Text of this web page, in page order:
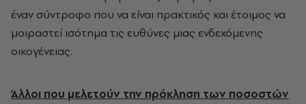
έναν σύντροφο που να είναι πρακτικός και έτοιμος να
μοιραστεί ισότημα τις ευθύνες μιας ενδεχόμενης
οικογένειας.
Άλλοι που μελετούν την πρόκληση των ποσοστών